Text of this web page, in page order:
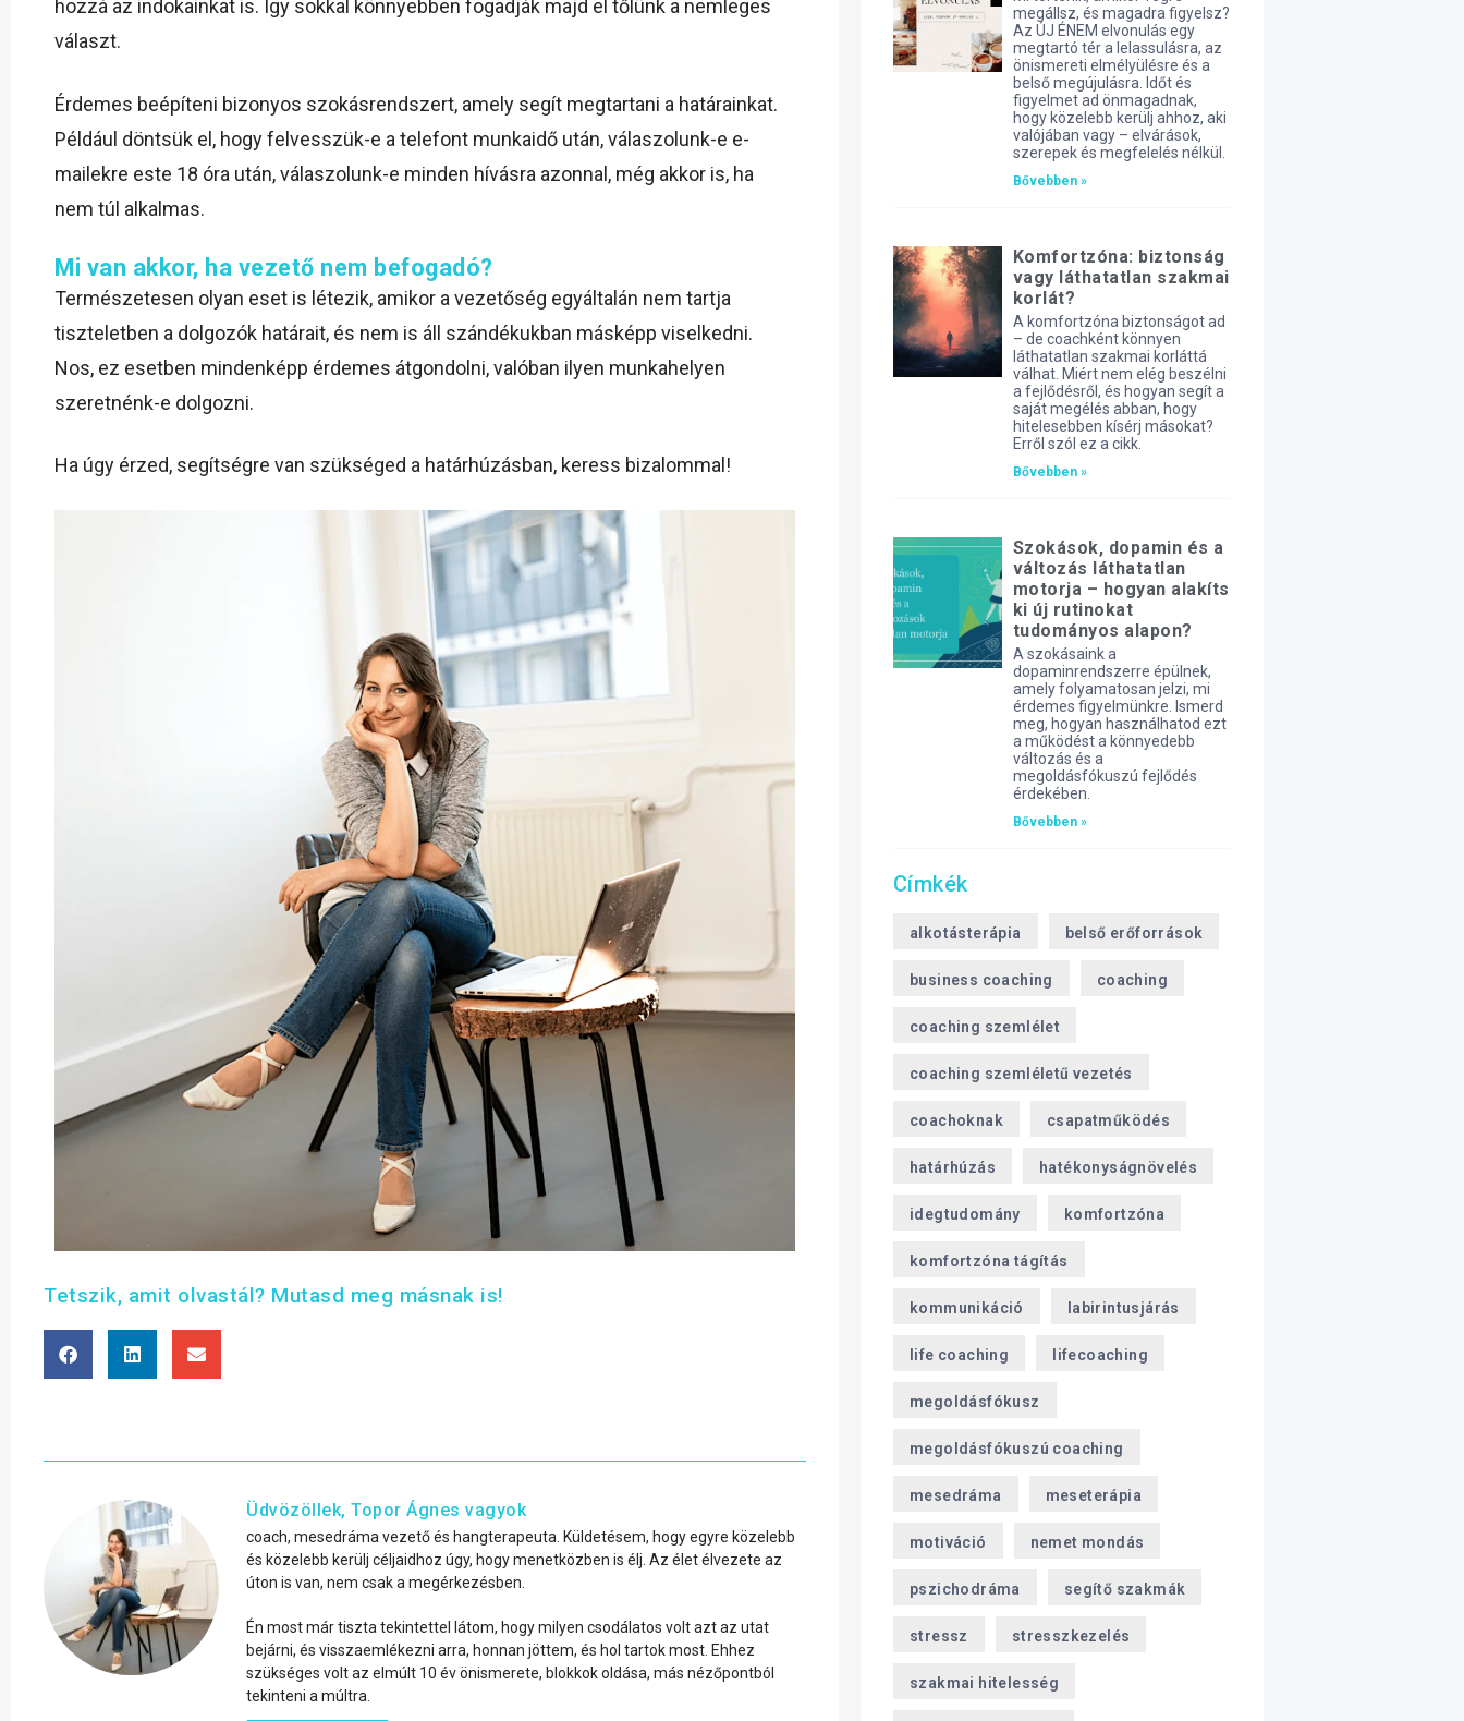
hozzá az indokainkat is. Így sokkal könnyebben fogadják majd el tőlünk a nemleges
választ.
Érdemes beépíteni bizonyos szokásrendszert, amely segít megtartani a határainkat.
Például döntsük el, hogy felvesszük-e a telefont munkaidő után, válaszolunk-e e-
mailekre este 18 óra után, válaszolunk-e minden hívásra azonnal, még akkor is, ha
nem túl alkalmas.
Mi van akkor, ha vezető nem befogadó?
Természetesen olyan eset is létezik, amikor a vezetőség egyáltalán nem tartja
tiszteletben a dolgozók határait, és nem is áll szándékukban másképp viselkedni.
Nos, ez esetben mindenképp érdemes átgondolni, valóban ilyen munkahelyen
szeretnénk-e dolgozni.
Ha úgy érzed, segítségre van szükséged a határhúzásban, keress bizalommal!
Tetszik, amit olvastál? Mutasd meg másnak is!
Üdvözöllek, Topor Ágnes vagyok
coach, mesedráma vezető és hangterapeuta. Küldetésem, hogy egyre közelebb
és közelebb kerülj céljaidhoz úgy, hogy menetközben is élj. Az élet élvezete az
úton is van, nem csak a megérkezésben.
Én most már tiszta tekintettel látom, hogy milyen csodálatos volt azt az utat
bejárni, és visszaemlékezni arra, honnan jöttem, és hol tartok most. Ehhez
szükséges volt az elmúlt 10 év önismerete, blokkok oldása, más nézőpontból
tekinteni a múltra.
megállsz, és magadra figyelsz?
Az ÚJ ÉNEM elvonulás egy
megtartó tér a lelassulásra, az
önismereti elmélyülésre és a
belső megújulásra. Időt és
figyelmet ad önmagadnak,
hogy közelebb kerülj ahhoz, aki
valójában vagy – elvárások,
szerepek és megfelelés nélkül.
Bővebben »
Komfortzóna: biztonság
vagy láthatatlan szakmai
korlát?
A komfortzóna biztonságot ad
– de coachként könnyen
láthatatlan szakmai korláttá
válhat. Miért nem elég beszélni
a fejlődésről, és hogyan segít a
saját megélés abban, hogy
hitelesebben kísérj másokat?
Erről szól ez a cikk.
Bővebben »
Szokások, dopamin és a
változás láthatatlan
motorja – hogyan alakíts
ki új rutinokat
tudományos alapon?
A szokásaink a
dopaminrendszerre épülnek,
amely folyamatosan jelzi, mi
érdemes figyelmünkre. Ismerd
meg, hogyan használhatod ezt
a működést a könnyedebb
változás és a
megoldásfókuszú fejlődés
érdekében.
Bővebben »
Címkék
alkotásterápia belső erőforrások
business coaching coaching
coaching szemlélet
coaching szemléletű vezetés
coachoknak csapatműködés
határhúzás hatékonyságnövelés
idegtudomány komfortzóna
komfortzóna tágítás
kommunikáció labirintusjárás
life coaching lifecoaching
megoldásfókusz
megoldásfókuszú coaching
mesedráma meseterápia
motiváció nemet mondás
pszichodráma segítő szakmák
stressz stresszkezelés
szakmai hitelesség